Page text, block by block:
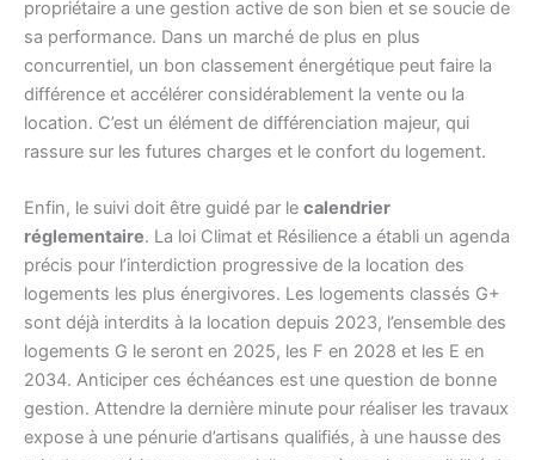
propriétaire a une gestion active de son bien et se soucie de
sa performance. Dans un marché de plus en plus
concurrentiel, un bon classement énergétique peut faire la
différence et accélérer considérablement la vente ou la
location. C’est un élément de différenciation majeur, qui
rassure sur les futures charges et le confort du logement.
Enfin, le suivi doit être guidé par le calendrier
réglementaire. La loi Climat et Résilience a établi un agenda
précis pour l’interdiction progressive de la location des
logements les plus énergivores. Les logements classés G+
sont déjà interdits à la location depuis 2023, l’ensemble des
logements G le seront en 2025, les F en 2028 et les E en
2034. Anticiper ces échéances est une question de bonne
gestion. Attendre la dernière minute pour réaliser les travaux
expose à une pénurie d’artisans qualifiés, à une hausse des